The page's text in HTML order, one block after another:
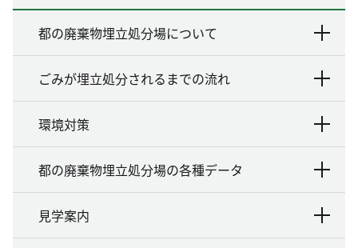
都の廃棄物埋立処分場について
ごみが埋立処分されるまでの流れ
環境対策
都の廃棄物埋立処分場の各種データ
見学案内